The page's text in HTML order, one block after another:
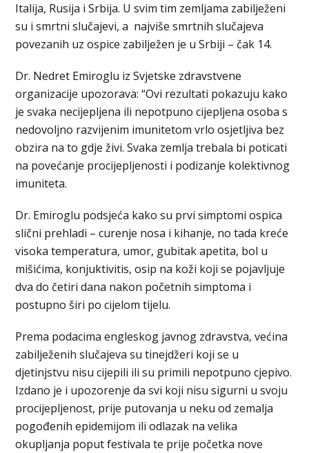
Italija, Rusija i Srbija. U svim tim zemljama zabilježeni
su i smrtni slučajevi, a najviše smrtnih slučajeva
povezanih uz ospice zabilježen je u Srbiji – čak 14.
Dr. Nedret Emiroglu iz Svjetske zdravstvene
organizacije upozorava: “Ovi rezultati pokazuju kako
je svaka necijepljena ili nepotpuno cijepljena osoba s
nedovoljno razvijenim imunitetom vrlo osjetljiva bez
obzira na to gdje živi. Svaka zemlja trebala bi poticati
na povećanje procijepljenosti i podizanje kolektivnog
imuniteta.
Dr. Emiroglu podsjeća kako su prvi simptomi ospica
slični prehladi – curenje nosa i kihanje, no tada kreće
visoka temperatura, umor, gubitak apetita, bol u
mišićima, konjuktivitis, osip na koži koji se pojavljuje
dva do četiri dana nakon početnih simptoma i
postupno širi po cijelom tijelu.
Prema podacima engleskog javnog zdravstva, većina
zabilježenih slučajeva su tinejdžeri koji se u
djetinjstvu nisu cijepili ili su primili nepotpuno cjepivo.
Izdano je i upozorenje da svi koji nisu sigurni u svoju
procijepljenost, prije putovanja u neku od zemalja
pogođenih epidemijom ili odlazak na velika
okupljanja poput festivala te prije početka nove